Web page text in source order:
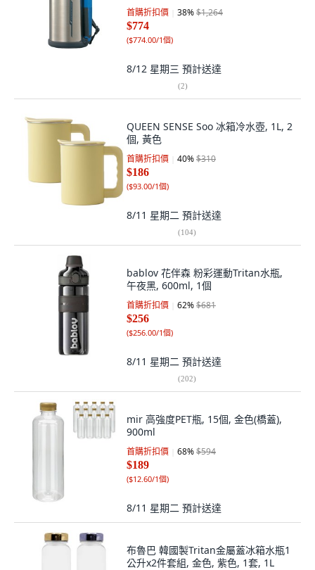
首購折扣價 38%$1,264
$774
($774.00/1個)
8/12 星期三 預計送達
(2)
QUEEN SENSE Soo 冰箱冷水壺, 1L, 2
個, 黃色
首購折扣價 40%$310
$186
($93.00/1個)
8/11 星期二 預計送達
(104)
bablov 花伴森 粉彩運動Tritan水瓶,
午夜黑, 600ml, 1個
首購折扣價 62%$681
$256
($256.00/1個)
8/11 星期二 預計送達
(202)
mir 高強度PET瓶, 15個, 金色(橋蓋),
900ml
首購折扣價 68%$594
$189
($12.60/1個)
8/11 星期二 預計送達
布魯巴 韓國製Tritan金屬蓋冰箱水瓶1
公升x2件套組, 金色, 紫色, 1套, 1L